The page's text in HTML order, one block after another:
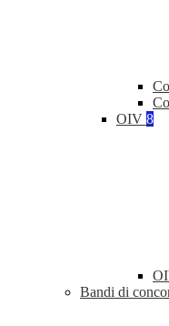
OIV 8
Bandi di